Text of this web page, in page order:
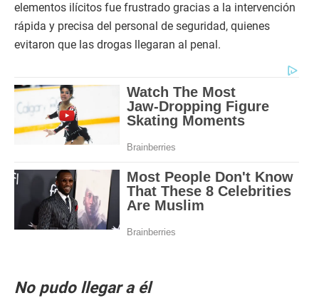
elementos ilícitos fue frustrado gracias a la intervención
rápida y precisa del personal de seguridad, quienes
evitaron que las drogas llegaran al penal.
No pudo llegar a él